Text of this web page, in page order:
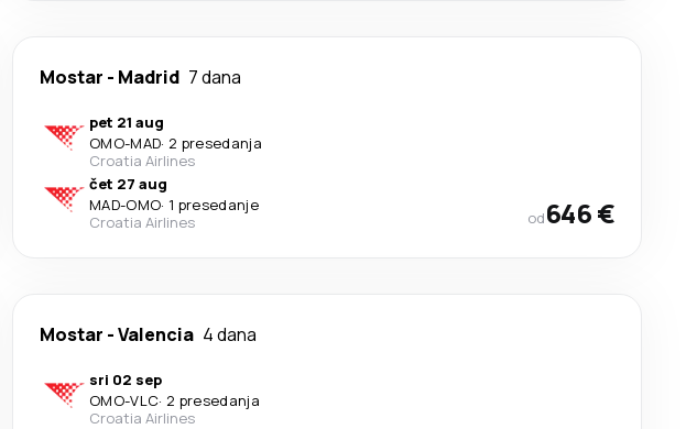
Mostar - Madrid 7 dana
pet 21 aug
OMO-MAD· 2 presedanja
Croatia Airlines
čet 27 aug
MAD-OMO· 1 presedanje
Croatia Airlines
od646 €
Mostar -Valencia 4 dana
sri 02 sep
OMO-VLC· 2 presedanja
Croatia Airlines